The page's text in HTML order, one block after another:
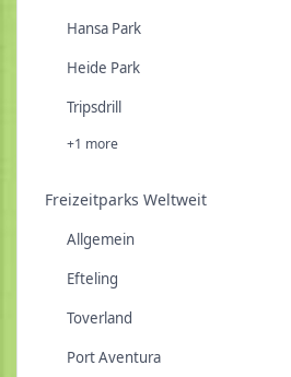
Hansa Park
Heide Park
Tripsdrill
+1 more
Freizeitparks Weltweit
Allgemein
Efteling
Toverland
Port Aventura